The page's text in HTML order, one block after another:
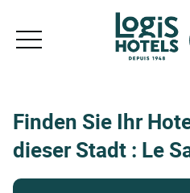
Finden Sie Ihr
dieser Stadt : Le